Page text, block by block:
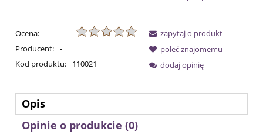
Ocena:
Producent: -
Kod produktu:
110021
zapytaj o produkt
poleć znajomemu
dodaj opinię
Opis
Opinie o produkcie (0)